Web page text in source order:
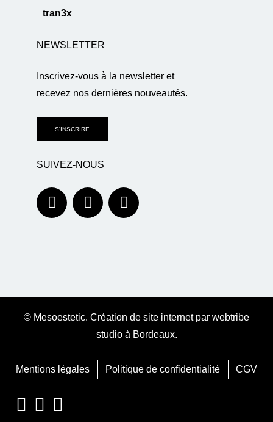
tran3x
NEWSLETTER
Inscrivez-vous à la newsletter et
recevez nos dernières nouveautés.
S'INSCRIRE
SUIVEZ-NOUS
© Mesoestetic. Création de site internet par webtribe
studio à Bordeaux.
Mentions légales Politique de confidentialité CGV